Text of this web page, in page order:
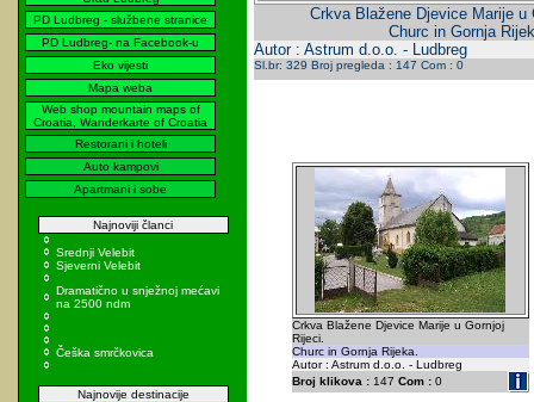
PD Ludbreg - službene stranice
PD Ludbreg- na Facebook-u
Eko vijesti
Mapa weba
Web shop mountain maps of
Croatia, Wanderkarte of Croatia
Restorani i hoteli
Auto kampovi
Apartmani i sobe
Najnoviji članci
Srednji Velebit
Sjeverni Velebit
Dramatično u snježnoj mećavi
na 2500 ndm
Češka smrčkovica
Najnovije destinacije
Crkva Blažene Djevice Marije u
Churc in Gornja
Autor : Astrum d.o.o. - Ludbreg
Sl.br: 329 Broj pregleda : 147 Com : 0
Crkva Blažene Djevice Marije u Gornjoj
Rijeci.
Churc in Gornja Rijeka.
Autor : Astrum d.o.o. - Ludbreg
Broj klikova :147 Com :0